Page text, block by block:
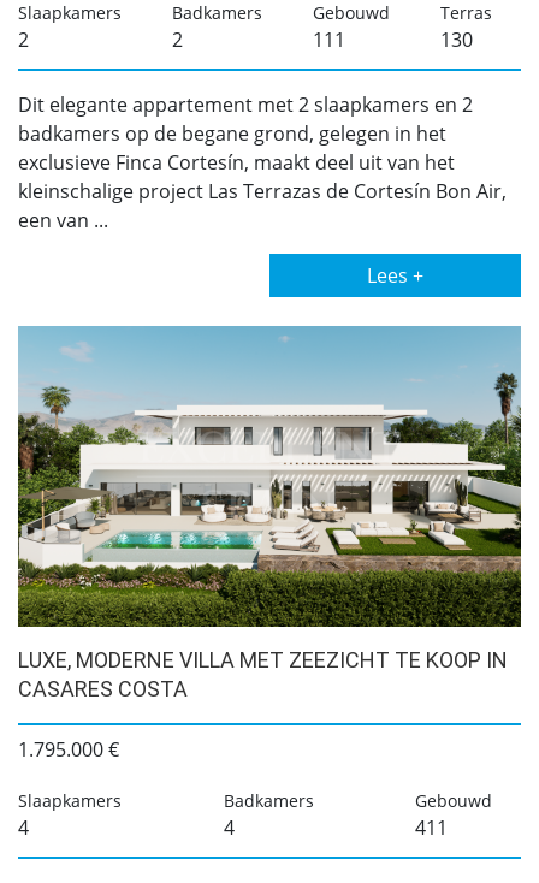
Slaapkamers
2
Badkamers
2
Gebouwd
111
Terras
130
Dit elegante appartement met 2 slaapkamers en 2
badkamers op de begane grond, gelegen in het
exclusieve Finca Cortesín, maakt deel uit van het
kleinschalige project Las Terrazas de Cortesín Bon Air,
een van ...
Lees +
LUXE, MODERNE VILLA MET ZEEZICHT TE KOOP IN
CASARES COSTA
1.795.000 €
Slaapkamers
4
Badkamers
4
Gebouwd
411